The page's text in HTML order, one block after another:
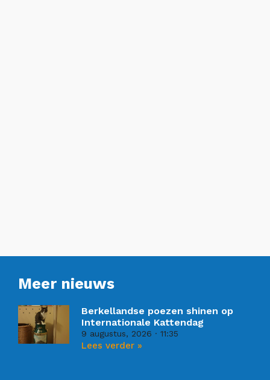
Meer nieuws
Berkellandse poezen shinen op
Internationale Kattendag
9 augustus, 2026 11:35
Lees verder »